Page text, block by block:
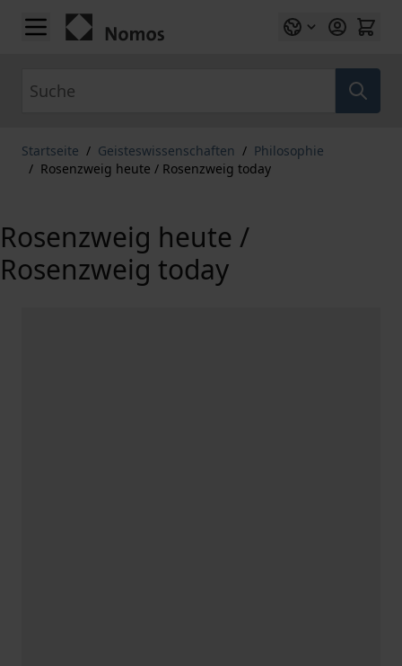
Zum Inhalt springen
Startseite / Geisteswissenschaften / Philosophie
/ Rosenzweig heute / Rosenzweig today
Rosenzweig heute /
Rosenzweig today